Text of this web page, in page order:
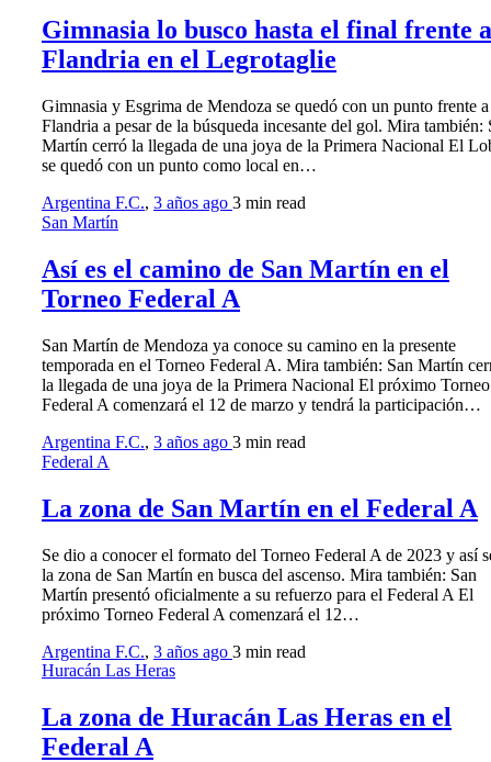
Gimnasia lo busco hasta el final frente a
Flandria en el Legrotaglie
Gimnasia y Esgrima de Mendoza se quedó con un punto frente a
Flandria a pesar de la búsqueda incesante del gol. Mira también:
Martín cerró la llegada de una joya de la Primera Nacional El
se quedó con un punto como local en…
Argentina F.C., 3 años ago 3 min read
San Martín
Así es el camino de San Martín en el
Torneo Federal A
San Martín de Mendoza ya conoce su camino en la presente
temporada en el Torneo Federal A. Mira también: San Martín
la llegada de una joya de la Primera Nacional El próximo Torneo
Federal A comenzará el 12 de marzo y tendrá la participación…
Argentina F.C., 3 años ago 3 min read
Federal A
La zona de San Martín en el Federal A
Se dio a conocer el formato del Torneo Federal A de 2023 y así
la zona de San Martín en busca del ascenso. Mira también: San
Martín presentó oficialmente a su refuerzo para el Federal A El
próximo Torneo Federal A comenzará el 12…
Argentina F.C., 3 años ago 3 min read
Huracán Las Heras
La zona de Huracán Las Heras en el
Federal A